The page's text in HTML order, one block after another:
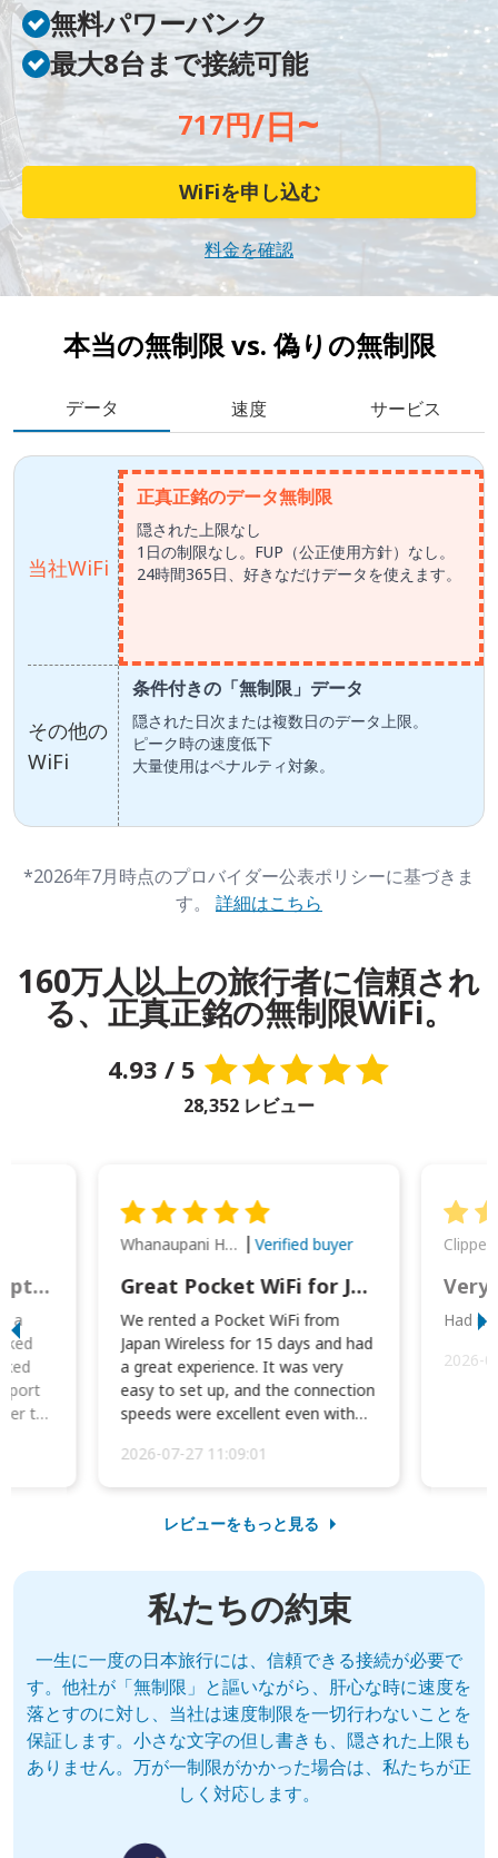
無料パワーバンク
最大8台まで接続可能
717円/日~
WiFiを申し込む
料金を確認
本当の無制限 vs.偽りの無制限
データ 速度 サービス
当社WiFi
その他の
WiFi
正真正銘のデータ無制限
隠された上限なし
1日の制限なし。FUP（公正使用方針）なし。
24時間365日、好きなだけデータを使えます。
条件付きの「無制限」データ
隠された日次または複数日のデータ上限。
ピーク時の速度低下
大量使用はペナルティ対象。
*2026年7月時点のプロバイダー公表ポリシーに基づきま
す。 詳細はこちら
160万人以上の旅行者に信頼され
る、正真正銘の無制限WiFi。
4.93 / 5
28,352 レビュー
This was wonderful option to a family of four. Everything worked smoothly.
a
to
Whanaupani Henry Joseph Macown Verified buyer
Great Pocket WiFi for Japan Travel
We rented a Pocket WiFi from
Japan Wireless for 15 days and had
a great experience. It was very
easy to set up, and the connection
speeds were excellent even with
2026-07-27 11:09:01
Very
Had
2026-
レビューをもっと見る
私たちの約束
一生に一度の日本旅行には、信頼できる接続が必要で
す。他社が「無制限」と謳いながら、肝心な時に速度を
落とすのに対し、当社は速度制限を一切行わないことを
保証します。小さな文字の但し書きも、隠された上限も
ありません。万が一制限がかかった場合は、私たちが正
しく対応します。